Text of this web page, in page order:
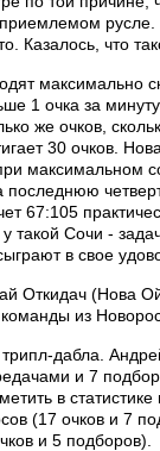
Казалось, что
максимально
1 очка за
же очков,
30 очков.
максимальном
67:105
Сочи -
в свое
Откидач (Нова
из
дабла.
и 7
в
(17 очков и 7
и 5 подборов).